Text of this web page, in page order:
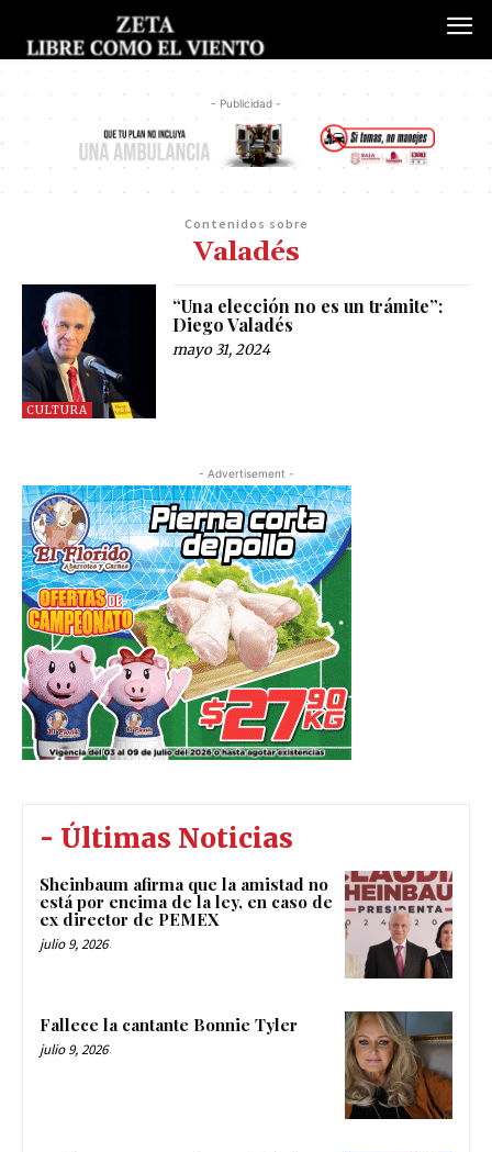
- Publicidad -
Contenidos sobre
Valadés
CULTURA
“Una elección no es un trámite”:
Diego Valadés
mayo 31, 2024
- Advertisement -
- Últimas Noticias
Sheinbaum afirma que la amistad no
está por encima de la ley, en caso de
ex director de PEMEX
julio 9, 2026
Fallece la cantante Bonnie Tyler
julio 9, 2026